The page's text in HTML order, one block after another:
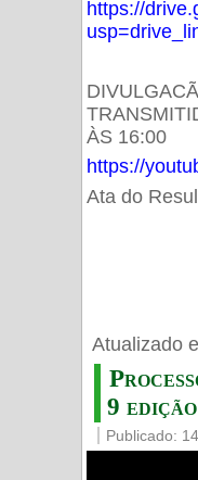
https://
ÀS 16:00
https://
Ata do
Atualizado
9
Publicado: